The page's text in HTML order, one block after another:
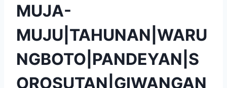
MUJA-
MUJU|TAHUNAN|WARU
NGBOTO|PANDEYAN|S
OROSUTAN|GIWANGAN